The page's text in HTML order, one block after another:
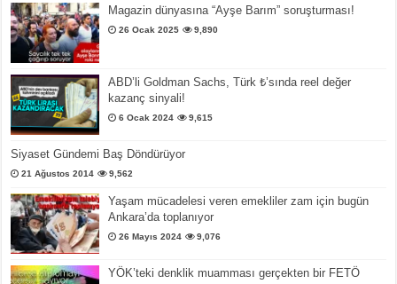
Magazin dünyasına “Ayşe Barım” soruşturması!
26 Ocak 2025 9,890
ABD’li Goldman Sachs, Türk ₺’sında reel değer
kazanç sinyali!
6 Ocak 2024 9,615
Siyaset Gündemi Baş Döndürüyor
21 Ağustos 2014 9,562
Yaşam mücadelesi veren emekliler zam için bugün
Ankara’da toplanıyor
26 Mayıs 2024 9,076
YÖK’teki denklik muamması gerçekten bir FETÖ